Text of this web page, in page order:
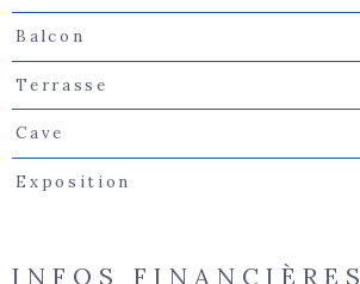
Balcon
Terrasse
Cave
Exposition
INFOS FINANCIÈRES